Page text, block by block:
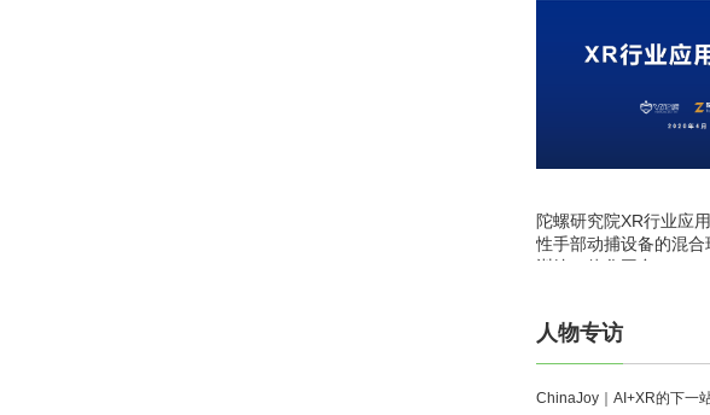
陀螺研究院XR行业应
性手部动捕设备的混
训练一体化平台
人物专访